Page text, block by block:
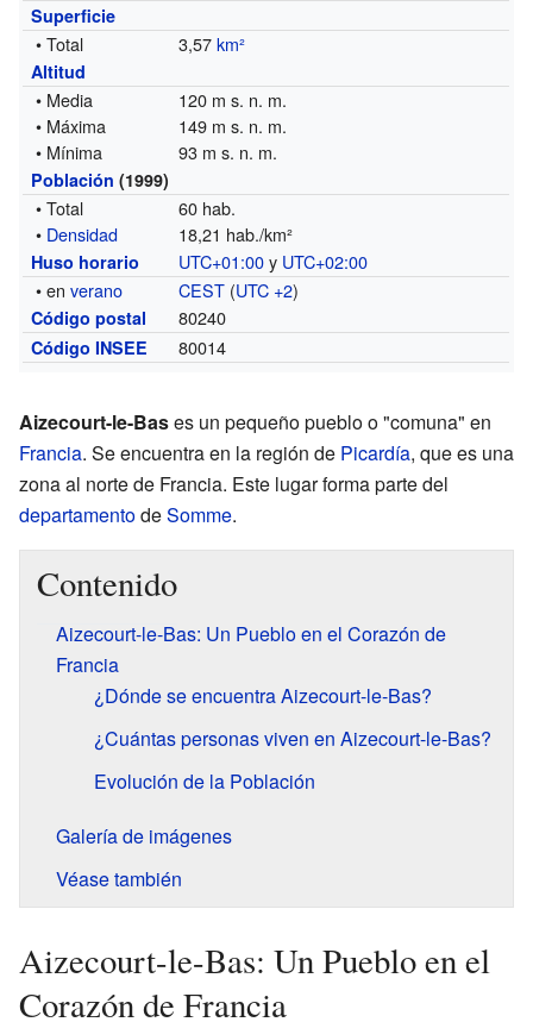
Superficie
• Total 3,57km²
Altitud
• Media
120 m s. n. m.
• Máxima
149 m s. n. m.
• Mínima
93 m s. n. m.
Población (1999)
• Total
60 hab.
• Densidad 18,21 hab./km²
Huso horario UTC+01:00y UTC+02:00
• enverano CEST (UTC +2)
Código postal 80240
Código INSEE 80014
Aizecourt-le-Bases un pequeño pueblo o "comuna" en
Francia. Se encuentra en la región de Picardía, que es una
zona al norte de Francia. Este lugar forma parte del
departamentodeSomme.
Contenido
Aizecourt-le-Bas: Un Pueblo en el Corazón de
Francia
¿Dónde se encuentra Aizecourt-le-Bas?
¿Cuántas personas viven en Aizecourt-le-Bas?
Evolución de la Población
Galería de imágenes
Véase también
Aizecourt-le-Bas: Un Pueblo en el
Corazón de Francia